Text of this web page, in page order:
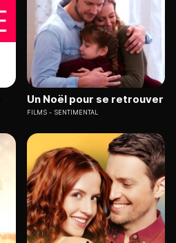
Un Noël pour se retrouver
FILMS SENTIMENTAL